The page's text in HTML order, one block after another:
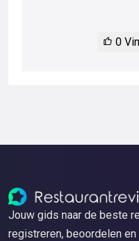
0
Jouw gids naar de beste
registreren, beoordelen en